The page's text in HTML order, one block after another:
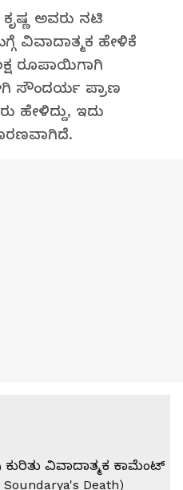
ಅವರು ನಟಿ
ವಿವಾದಾತ್ಮಕ ಹೇಳಿಕೆ
ರೂಪಾಯಿಗಾಗಿ
ಸೌಂದರ್ಯ ಪ್ರಾಣ
ಹೇಳಿದ್ದು, ಇದು